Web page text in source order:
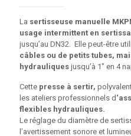
La sertisseuse manuelle
usage intermittent en
jusqu’au DN32. Elle peut-être
câbles ou de petits tubes,
hydrauliques jusqu’à 1″ en 4
Cette presse à sertir,
les ateliers professionnels d
flexibles hydrauliques.
Le réglage du diamètre de
l’avertissement sonore et